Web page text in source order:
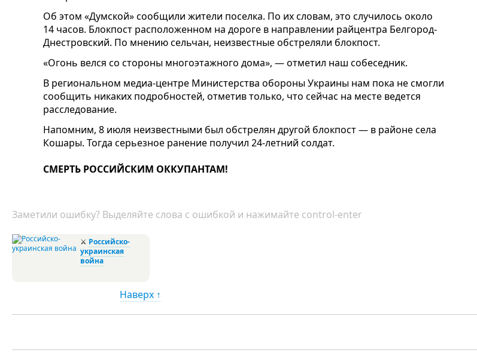
Об этом «Думской» сообщили жители поселка. По их словам, это случилось около
14 часов. Блокпост расположенном на дороге в направлении райцентра Белгород-
Днестровский. По мнению сельчан, неизвестные обстреляли блокпост.
«Огонь велся со стороны многоэтажного дома», — отметил наш собеседник.
В региональном медиа-центре Министерства обороны Украины нам пока не смогли
сообщить никаких подробностей, отметив только, что сейчас на месте ведется
расследование.
Напомним, 8 июля неизвестными был обстрелян другой блокпост — в районе села
Кошары. Тогда серьезное ранение получил 24-летний солдат.
СМЕРТЬ РОССИЙСКИМ ОККУПАНТАМ!
Заметили ошибку? Выделяйте слова с ошибкой и нажимайте control-enter
⚔ Российско-
украинская
война
Наверх ↑